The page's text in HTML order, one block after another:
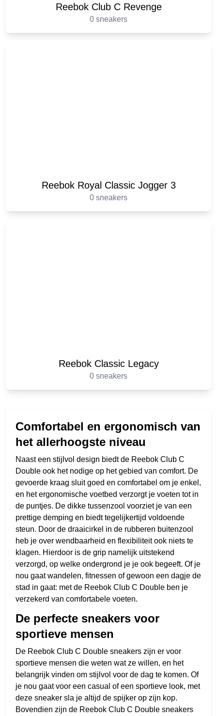
Reebok Club C Revenge
0 sneakers
Reebok Royal Classic Jogger 3
0 sneakers
Reebok Classic Legacy
0 sneakers
Comfortabel en ergonomisch van
het allerhoogste niveau
Naast een stijlvol design biedt de Reebok Club C
Double ook het nodige op het gebied van comfort. De
gevoerde kraag sluit goed en comfortabel om je enkel,
en het ergonomische voetbed verzorgt je voeten tot in
de puntjes. De dikke tussenzool voorziet je van een
prettige demping en biedt tegelijkertijd voldoende
steun. Door de draaicirkel in de rubberen buitenzool
heb je over wendbaarheid en flexibiliteit ook niets te
klagen. Hierdoor is de grip namelijk uitstekend
verzorgd, op welke ondergrond je je ook begeeft. Of je
nou gaat wandelen, fitnessen of gewoon een dagje de
stad in gaat: met de Reebok Club C Double ben je
verzekerd van comfortabele voeten.
De perfecte sneakers voor
sportieve mensen
De Reebok Club C Double sneakers zijn er voor
sportieve mensen die weten wat ze willen, en het
belangrijk vinden om stijlvol voor de dag te komen. Of
je nou gaat voor een casual of een sportieve look, met
deze sneaker sla je altijd de spijker op zijn kop.
Bovendien zijn de Reebok Club C Double sneakers